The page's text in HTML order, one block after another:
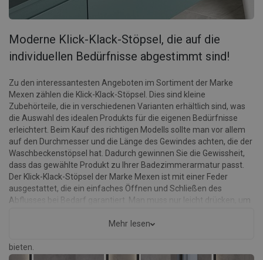
Moderne Klick-Klack-Stöpsel, die auf die
individuellen Bedürfnisse abgestimmt sind!
Zu den interessantesten Angeboten im Sortiment der Marke
Mexen zählen die Klick-Klack-Stöpsel. Dies sind kleine
Zubehörteile, die in verschiedenen Varianten erhältlich sind, was
die Auswahl des idealen Produkts für die eigenen Bedürfnisse
erleichtert. Beim Kauf des richtigen Modells sollte man vor allem
auf den Durchmesser und die Länge des Gewindes achten, die der
Waschbeckenstöpsel hat. Dadurch gewinnen Sie die Gewissheit,
dass das gewählte Produkt zu Ihrer Badezimmerarmatur passt.
Der Klick-Klack-Stöpsel der Marke Mexen ist mit einer Feder
ausgestattet, die ein einfaches Öffnen und Schließen des
Abflusses bei Bedarf garantiert. Man muss nur leicht drücken, um
Sie daran, dass die automatischen Stöpsel, die Sie in unserem
bieten.
Mehr lesen